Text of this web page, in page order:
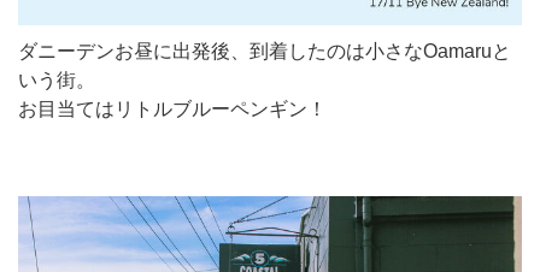
ダニーデンお昼に出発後、到着したのは小さなOamaruと
いう街。
お目当てはリトルブルーペンギン！